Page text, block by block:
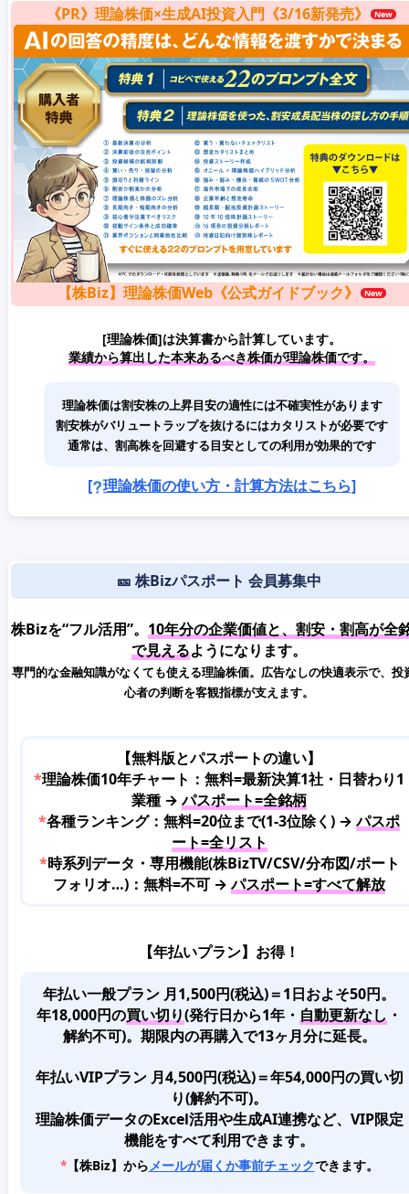
《PR》理論株価×生成AI投資入門《3/16新発売》
【株Biz】理論株価Web《公式ガイドブック》
[理論株価]は決算書から計算しています。
業績から算出した本来あるべき株価が理論株価です。
理論株価は割安株の上昇目安の適性には不確実性があります
割安株がバリュートラップを抜けるにはカタリストが必要です
通常は、割高株を回避する目安としての利用が効果的です
[ 理論株価の使い方・計算方法はこちら]
🎫 株Bizパスポート 会員募集中
株Bizを“フル活用”。 10年分の企業価値と、割安・割高が全
で見えるようになります。
専門的な金融知識がなくても使える理論株価。広告なしの快適表示で、投
心者の判断を客観指標が支えます。
【無料版とパスポートの違い】
*理論株価10年チャート：無料=最新決算1社・日替わり1
業種 →パスポート=全銘柄
*各種ランキング：無料=20位まで(1-3位除く) →パスポ
ート=全リスト
*時系列データ・専用機能(株BizTV/CSV/分布図/ポート
フォリオ…)：無料=不可 →パスポート=すべて解放
【年払いプラン】お得！
年払い一般プラン 月1,500円(税込)＝1日およそ50円。
年18,000円の買い切り(発行日から1年・ 自動更新なし ・
解約不可)。期限内の再購入で13ヶ月分に延長。
年払いVIPプラン 月4,500円(税込)＝年54,000円の買い切
り(解約不可)。
理論株価データのExcel活用や生成AI連携など、VIP限定
機能をすべて利用できます。
*【株Biz】からメールが届くか事前チェックできます。